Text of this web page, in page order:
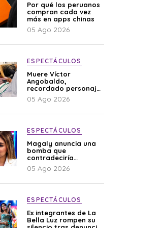
Por qué los peruanos
compran cada vez
más en apps chinas
05 Ago 2026
ESPECTÁCULOS
Muere Víctor
Angobaldo,
recordado personaje
de la farándula y
expareja de Shirley
05 Ago 2026
ESPECTÁCULOS
Magaly anuncia una
bomba que
contradeciría
comunicado de La
Bella Luz: “Hay un
05 Ago 2026
ESPECTÁCULOS
Ex integrantes de La
Bella Luz rompen su